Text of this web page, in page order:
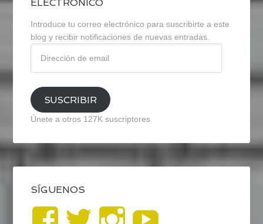
ELECTRÓNICO
Introduce tu correo electrónico para suscribirte a este
blog y recibir notificaciones de nuevas entradas.
email
SUSCRIBIR
Únete a otros 127K suscriptores
SÍGUENOS